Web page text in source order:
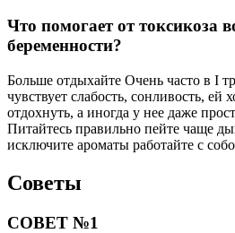
Что помогает от токсикоза
беременности?
Больше отдыхайте Очень часто в I
чувствует слабость, сонливость, ей
отдохнуть, а иногда у нее даже
Питайтесь правильно пейте чаще
исключите ароматы работайте с
Советы
СОВЕТ №1